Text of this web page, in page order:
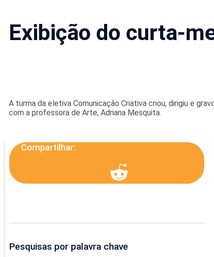
Exibição do curta-
A turma da eletiva Comunicação Criativa criou, dirigiu e
com a professora de Arte, Adriana Mesquita.
Compartilhar:
Pesquisas por palavra chave